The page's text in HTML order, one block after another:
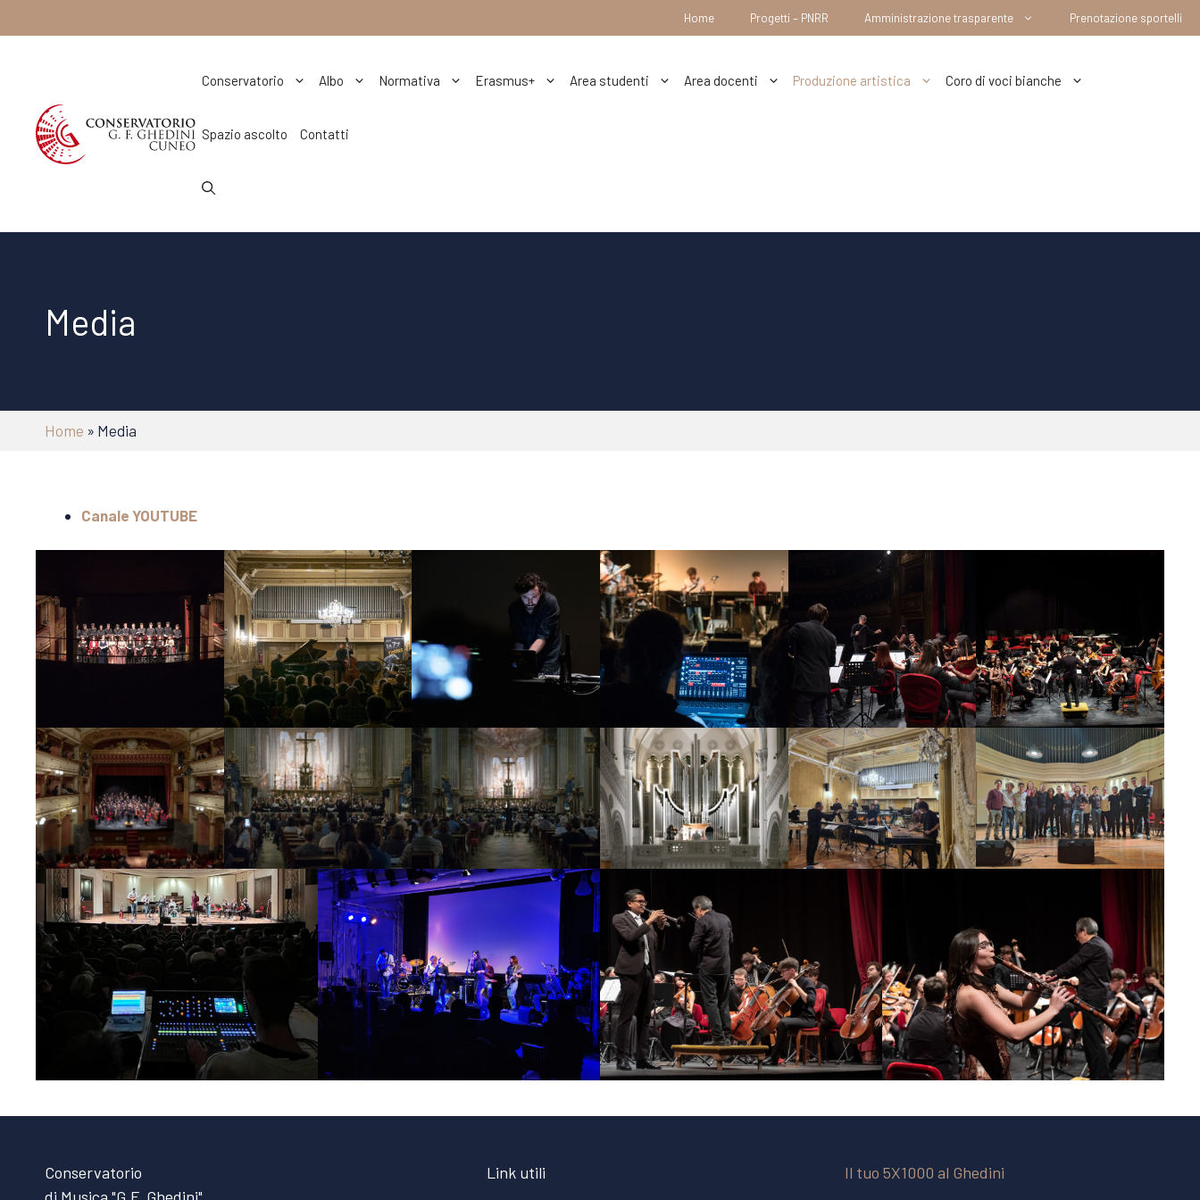
al
Home Progetti – PNRR Amministrazione trasparente Prenotazione sportelli
Conservatorio Albo Normativa Erasmus+ Area studenti Area docenti Produzione artistica Coro di voci bianche
Spazio ascolto Contatti
Media
Home » Media
Canale YOUTUBE
Conservatorio
Link utili Il tuo 5X1000 al Ghedini